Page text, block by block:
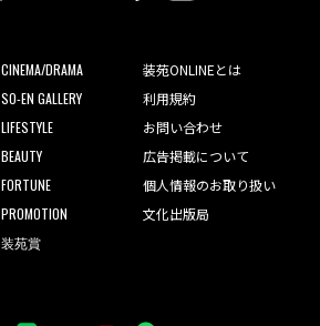
CINEMA/DRAMA
SO-EN GALLERY
LIFESTYLE
BEAUTY
FORTUNE
PROMOTION
装苑賞
装苑ONLINEとは
利用規約
お問い合わせ
広告掲載について
個人情報のお取り扱い
文化出版局